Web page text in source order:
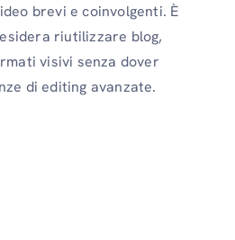
brevi e coinvolgenti. È
riutilizzare blog,
visivi senza dover
di editing avanzate.